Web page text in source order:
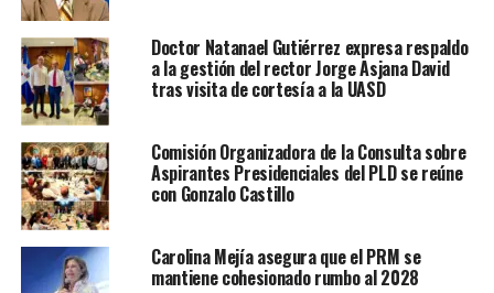
Doctor Natanael Gutiérrez expresa respaldo
a la gestión del rector Jorge Asjana David
tras visita de cortesía a la UASD
Comisión Organizadora de la Consulta sobre
Aspirantes Presidenciales del PLD se reúne
con Gonzalo Castillo
Carolina Mejía asegura que el PRM se
mantiene cohesionado rumbo al 2028